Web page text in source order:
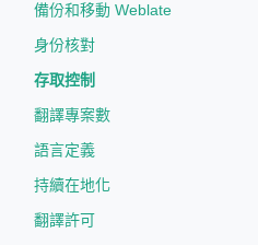
備份和移動 Weblate
身份核對
存取控制
翻譯專案數
語言定義
持續在地化
翻譯許可